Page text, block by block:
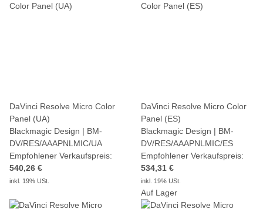
DaVinci Resolve Micro Color
Panel (UA)
Blackmagic Design | BM-
DV/RES/AAAPNLMIC/UA
Empfohlener Verkaufspreis:
540,26 €
inkl. 19% USt.
DaVinci Resolve Micro Color
Panel (ES)
Blackmagic Design | BM-
DV/RES/AAAPNLMIC/ES
Empfohlener Verkaufspreis:
534,31 €
inkl. 19% USt.
Auf Lager